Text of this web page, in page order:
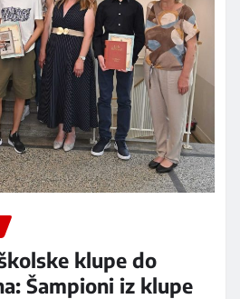
klupe do
Šampioni iz klupe